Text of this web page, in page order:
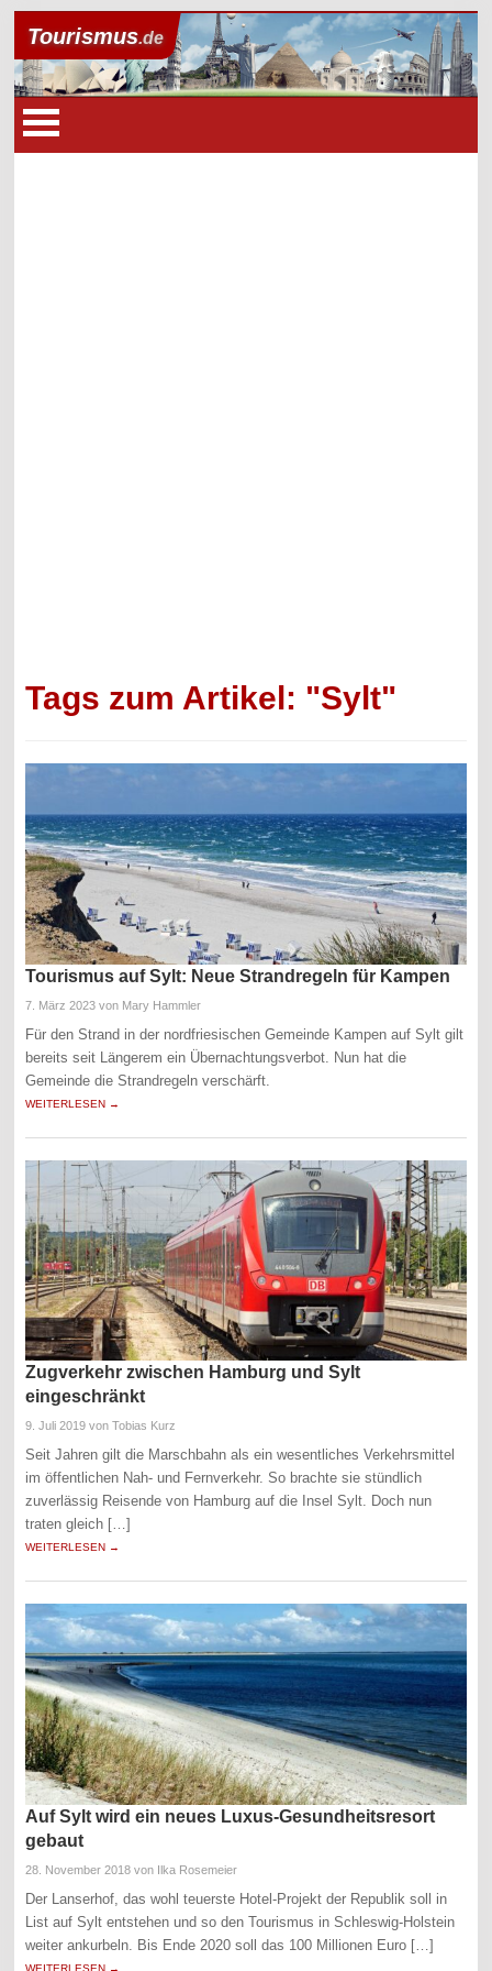
Tourismus.de
Tags zum Artikel: "Sylt"
Tourismus auf Sylt: Neue Strandregeln für Kampen
7. März 2023 von Mary Hammler
Für den Strand in der nordfriesischen Gemeinde Kampen auf Sylt gilt
bereits seit Längerem ein Übernachtungsverbot. Nun hat die
Gemeinde die Strandregeln verschärft.
WEITERLESEN →
Zugverkehr zwischen Hamburg und Sylt
eingeschränkt
9. Juli 2019 von Tobias Kurz
Seit Jahren gilt die Marschbahn als ein wesentliches Verkehrsmittel
im öffentlichen Nah- und Fernverkehr. So brachte sie stündlich
zuverlässig Reisende von Hamburg auf die Insel Sylt. Doch nun
traten gleich […]
WEITERLESEN →
Auf Sylt wird ein neues Luxus-Gesundheitsresort
gebaut
28. November 2018 von Ilka Rosemeier
Der Lanserhof, das wohl teuerste Hotel-Projekt der Republik soll in
List auf Sylt entstehen und so den Tourismus in Schleswig-Holstein
weiter ankurbeln. Bis Ende 2020 soll das 100 Millionen Euro […]
WEITERLESEN →